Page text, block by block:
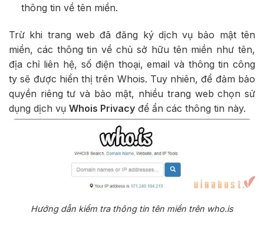
thông tin về tên miền.
Trừ khi trang web đã đăng ký dịch vụ bảo mật tên
miền, các thông tin về chủ sở hữu tên miền như tên,
địa chỉ liên hệ, số điện thoại, email và thông tin công
ty sẽ được hiển thị trên Whois. Tuy nhiên, để đảm bảo
quyền riêng tư và bảo mật, nhiều trang web chọn sử
dụng dịch vụ Whois Privacy để ẩn các thông tin này.
Hướng dẫn kiểm tra thông tin tên miền trên who.is